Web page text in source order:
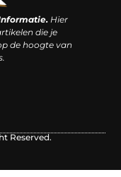
Hier
die je
de hoogte van
Reserved.